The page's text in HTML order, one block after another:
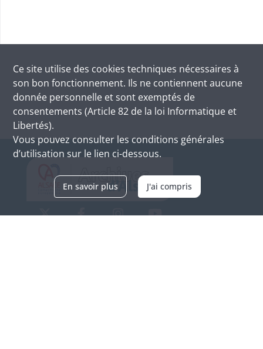
Ce site utilise des cookies techniques nécessaires à
son bon fonctionnement. Ils ne contiennent aucune
donnée personnelle et sont exemptés de
consentements (Article 82 de la loi Informatique et
Libertés).
Vous pouvez consulter les conditions générales
d’utilisation sur le lien ci-dessous.
En savoir plus J'ai compris